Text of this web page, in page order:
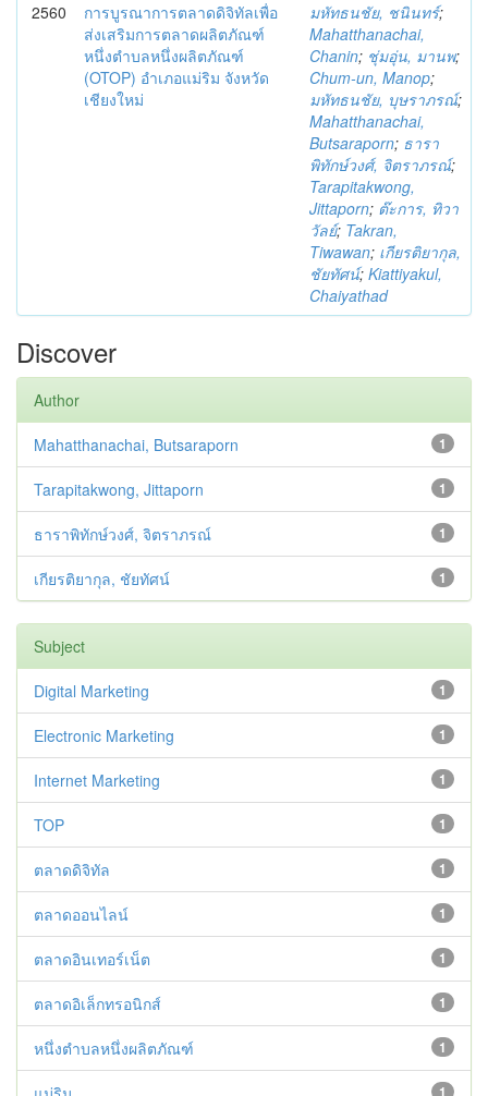
2560
การบูรณาการตลาดดิจิทัลเพื่อ
ส่งเสริมการตลาดผลิตภัณฑ์
หนึ่งตำบลหนึ่งผลิตภัณฑ์
(OTOP) อำเภอแม่ริม จังหวัด
เชียงใหม่
มหัทธนชัย, ชนินทร์;
Mahatthanachai,
Chanin; ชุ่มอุ่น, มานพ;
Chum-un, Manop;
มหัทธนชัย, บุษราภรณ์;
Mahatthanachai,
Butsaraporn; ธารา
พิทักษ์วงศ์, จิตราภรณ์;
Tarapitakwong,
Jittaporn; ต๊ะการ, ทิวา
วัลย์; Takran,
Tiwawan; เกียรติยากุล,
ชัยทัศน์; Kiattiyakul,
Chaiyathad
Discover
Author
1
Mahatthanachai, Butsaraporn
1
Tarapitakwong, Jittaporn
1
ธาราพิทักษ์วงศ์, จิตราภรณ์
1
เกียรติยากุล, ชัยทัศน์
Subject
1
Digital Marketing
1
Electronic Marketing
1
Internet Marketing
1
TOP
1
ตลาดดิจิทัล
1
ตลาดออนไลน์
1
ตลาดอินเทอร์เน็ต
1
ตลาดอิเล็กทรอนิกส์
1
หนึ่งตำบลหนึ่งผลิตภัณฑ์
1